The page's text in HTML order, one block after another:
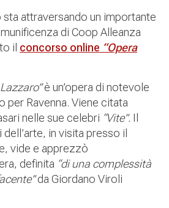
sta attraversando un importante
di Coop Alleanza
il concorso online “Opera
è un’opera di notevole
per Ravenna. Viene citata
nelle sue celebri “Vite”. Il
in visita presso il
vide e apprezzò
definita “di una complessità
da Giordano Viroli